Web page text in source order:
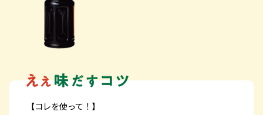
【コレを使って！】